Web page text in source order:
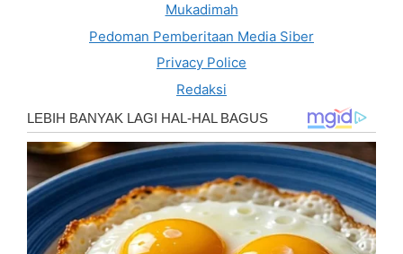
Mukadimah
Pedoman Pemberitaan Media Siber
Privacy Police
Redaksi